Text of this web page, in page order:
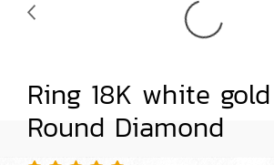
Ring 18K white
Round Diamond